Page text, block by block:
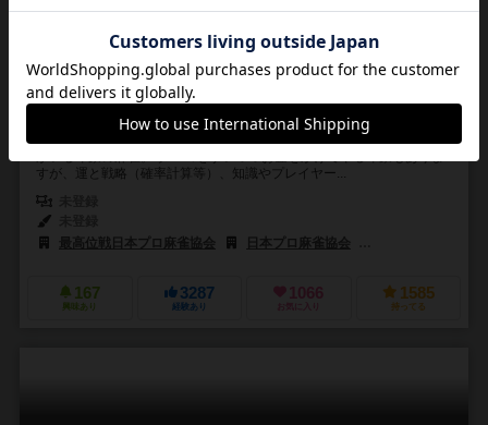
2～4人 60～180分 ー 28件
歴史がありプレイヤーも多いゲーム。麻雀牌を1つずつ入れ替え、役と
呼ばれる組み合わせにすれば得点！
すが、運と戦略（確率計算等）、知識やプレイヤー...
最高位戦日本プロ麻雀協会
日本プロ麻雀協会
167
興味あり
3287
経験あり
1066
お気に入り
1585
持ってる